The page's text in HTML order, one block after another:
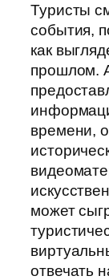
Туристы
события,
как
прошлом.
времени,
может
отвечать